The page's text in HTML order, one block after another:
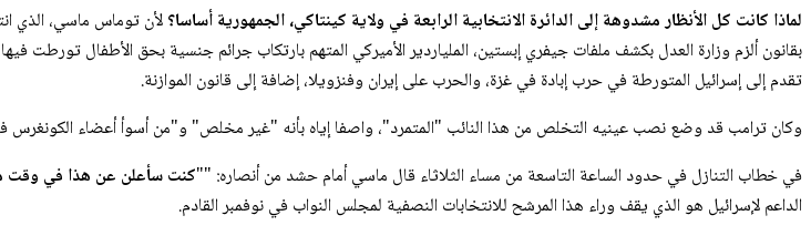
لماذا كانت كل الأنظار مشدوهة إلى الدائرة الانتخابية الرابعة في ولاية كينتاكي، الجمهورية أساسا؟
بقانون ألزم وزارة العدل بكشف ملفات جيفري إبستين، الملياردير الأميركي المتهم بارتكاب جرائم جنسية بحق الأطفال
تقدم إلى إسرائيل المتورطة في حرب إبادة في غزة، والحرب على إيران وفنزويلا، إضافة إلى قانون الموازنة.
وكان ترامب قد وضع نصب عينيه التخلص من هذا النائب "المتمرد"، واصفا إياه بأنه "غير مخلص" و"من أسوأ أعضاء الكونغرس
في خطاب التنازل في حدود الساعة التاسعة من مساء الثلاثاء قال ماسي أمام حشد من أنصاره: ""كنت سأعلن عن هذا في وقت
الداعم لإسرائيل هو الذي يقف وراء هذا المرشح للانتخابات النصفية لمجلس النواب في نوفمبر القادم.